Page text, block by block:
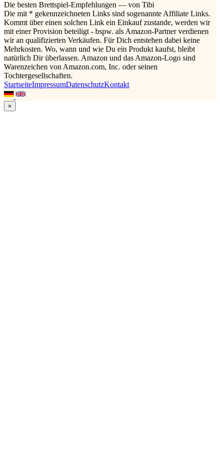
Die besten Brettspiel-Empfehlungen — von Tibi
Die mit * gekennzeichneten Links sind sogenannte Affiliate Links.
Kommt über einen solchen Link ein Einkauf zustande, werden wir
mit einer Provision beteiligt - bspw. als Amazon-Partner verdienen
wir an qualifizierten Verkäufen. Für Dich entstehen dabei keine
Mehrkosten. Wo, wann und wie Du ein Produkt kaufst, bleibt
natürlich Dir überlassen. Amazon und das Amazon-Logo sind
Warenzeichen von Amazon.com, Inc. oder seinen
Tochtergesellschaften.
StartseiteImpressumDatenschutzKontakt
×